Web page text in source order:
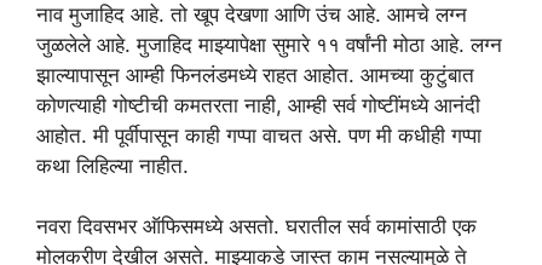
नाव मुजाहिद आहे. तो खूप देखणा आणि उंच आहे. आमचे लग्न
जुळलेले आहे. मुजाहिद माझ्यापेक्षा सुमारे ११ वर्षांनी मोठा आहे. लग्न
झाल्यापासून आम्ही फिनलंडमध्ये राहत आहोत. आमच्या कुटुंबात
कोणत्याही गोष्टीची कमतरता नाही, आम्ही सर्व गोष्टींमध्ये आनंदी
आहोत. मी पूर्वीपासून काही गप्पा वाचत असे. पण मी कधीही गप्पा
कथा लिहिल्या नाहीत.
नवरा दिवसभर ऑफिसमध्ये असतो. घरातील सर्व कामांसाठी एक
मोलकरीण देखील असते. माझ्याकडे जास्त काम नसल्यामुळे ते